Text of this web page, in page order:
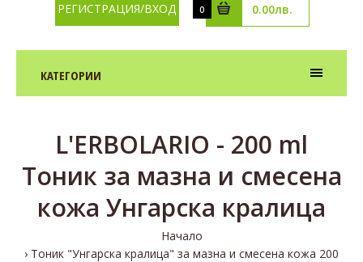
РЕГИСТРАЦИЯ/ВХОД 0 0.00лв.
КАТЕГОРИИ
L'ERBOLARIO - 200 ml
Тоник за мазна и смесена
кожа Унгарска кралица
Начало
Тоник "Унгарска кралица" за мазна и смесена кожа 200